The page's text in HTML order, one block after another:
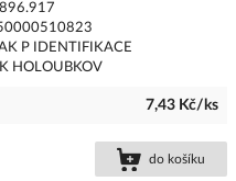
P IDENTIFIKACE
HOLOUBKOV
7,43 Kč/ks
do košíku